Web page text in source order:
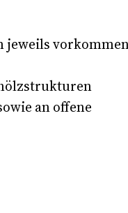
jeweils
an offene